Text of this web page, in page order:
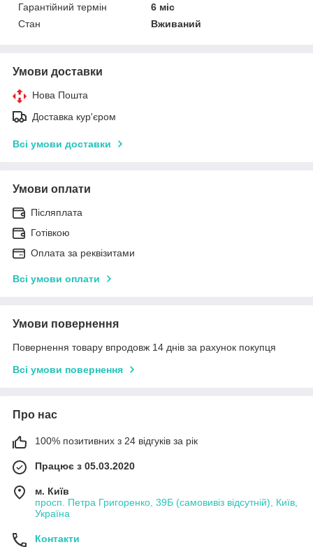
Гарантійний термін
6 міс
Стан
Вживаний
Умови доставки
Нова Пошта
Доставка кур'єром
Всі умови доставки
Умови оплати
Післяплата
Готівкою
Оплата за реквізитами
Всі умови оплати
Умови повернення
Повернення товару впродовж 14 днів за рахунок покупця
Всі умови повернення
Про нас
100% позитивних з 24 відгуків за рік
Працює з 05.03.2020
м. Київ
просп. Петра Григоренко, 39Б (самовивіз відсутній), Київ,
Україна
Контакти